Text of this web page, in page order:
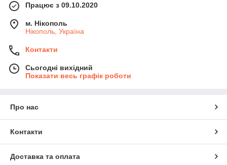
Працює з 09.10.2020
м. Нікополь
Нікополь, Україна
Контакти
Сьогодні вихідний
Показати весь графік роботи
Про нас
Контакти
Доставка та оплата